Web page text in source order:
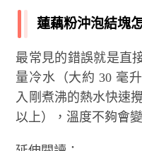
蓮藕粉沖泡結塊
最常見的錯誤就是直
量冷水（大約 30 毫
入剛煮沸的熱水快速
以上），溫度不夠會